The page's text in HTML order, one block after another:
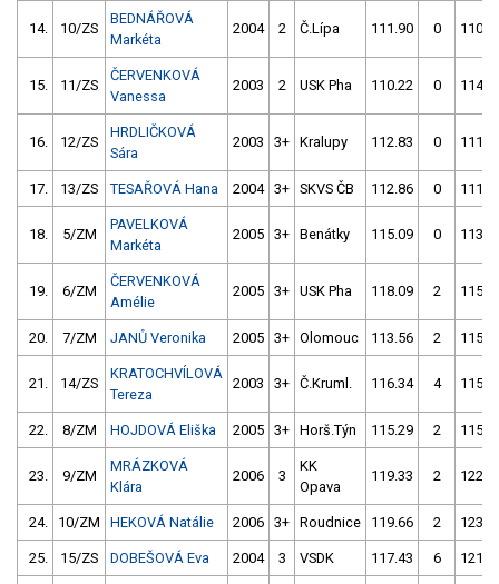
14. 10/ZS
BEDNÁŘOVÁ
Markéta
2004 2 Č.Lípa 111.90 0
15. 11/ZS
ČERVENKOVÁ
Vanessa
2003 2 USK Pha 110.22 0
16. 12/ZS
HRDLIČKOVÁ
Sára
2003 3+ Kralupy 112.83 0
17. 13/ZS TESAŘOVÁ Hana 2004 3+ SKVS ČB 112.86 0
18. 5/ZM
PAVELKOVÁ
Markéta
2005 3+ Benátky 115.09 0
19. 6/ZM
ČERVENKOVÁ
Amélie
2005 3+ USK Pha 118.09 2
20. 7/ZM JANŮ Veronika 2005 3+ Olomouc 113.56 2
21. 14/ZS
KRATOCHVÍLOVÁ
Tereza
2003 3+ Č.Kruml. 116.34 4
22. 8/ZM HOJDOVÁ Eliška 2005 3+ Horš.Týn 115.29 2
23. 9/ZM
MRÁZKOVÁ
Klára
2006 3
KK
Opava
119.33 2
24. 10/ZM HEKOVÁ Natálie 2006 3+ Roudnice 119.66 2
25. 15/ZS DOBEŠOVÁ Eva 2004 3 VSDK 117.43 6